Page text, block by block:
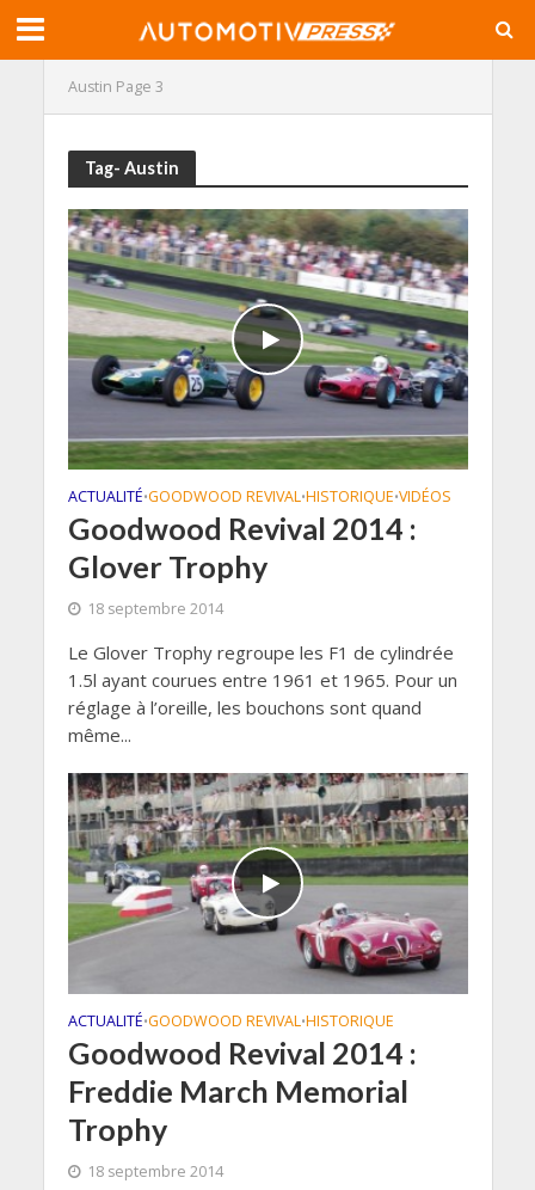
Austin Page 3
Tag- Austin
ACTUALITÉ•GOODWOOD REVIVAL•HISTORIQUE•VIDÉOS
Goodwood Revival 2014 :
Glover Trophy
18 septembre 2014
Le Glover Trophy regroupe les F1 de cylindrée
1.5l ayant courues entre 1961 et 1965. Pour un
réglage à l’oreille, les bouchons sont quand
même...
ACTUALITÉ•GOODWOOD REVIVAL•HISTORIQUE
Goodwood Revival 2014 :
Freddie March Memorial
Trophy
18 septembre 2014